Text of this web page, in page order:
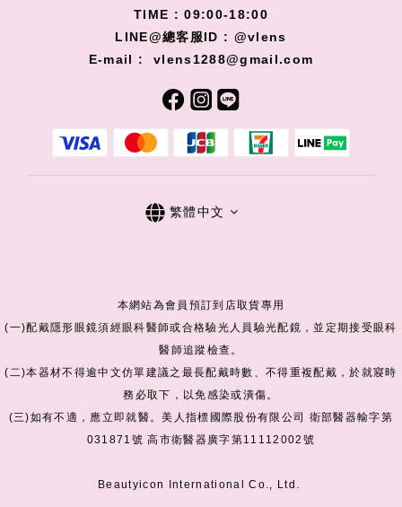
TIME : 09:00-18:00
LINE@總客服ID : @vlens
E-mail : vlens1288@gmail.com
繁體中文
本網站為會員預訂到店取貨專用
(一)配戴隱形眼鏡須經眼科醫師或合格驗光人員驗光配鏡，並定期接受眼科
醫師追蹤檢查。
(二)本器材不得逾中文仿單建議之最長配戴時數、不得重複配戴，於就寢時
務必取下，以免感染或潰傷。
(三)如有不適，應立即就醫。美人指標國際股份有限公司 衛部醫器輸字第
031871號 高市衛醫器廣字第11112002號
Beautyicon International Co., Ltd.